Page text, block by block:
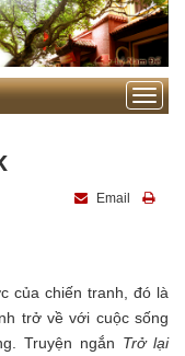
Toggle
Email
của chiến tranh, đó là
trở về với cuộc sống
Truyện ngắn Trở lại